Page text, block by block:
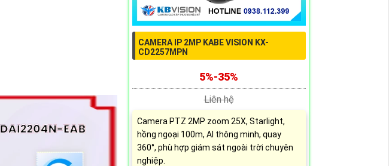
CAMERA IP 2MP KABE VISION KX-
CD2257MPN
5%-35%
Liên hệ
Camera PTZ 2MP zoom 25X, Starlight,
hồng ngoại 100m, AI thông minh, quay
360°, phù hợp giám sát ngoài trời chuyên
nghiệp.